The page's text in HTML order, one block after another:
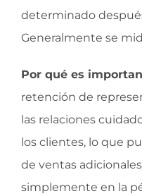
determinado
Generalmente se
Por qué es
retención de
las relaciones
los clientes, lo que
de ventas
simplemente en la